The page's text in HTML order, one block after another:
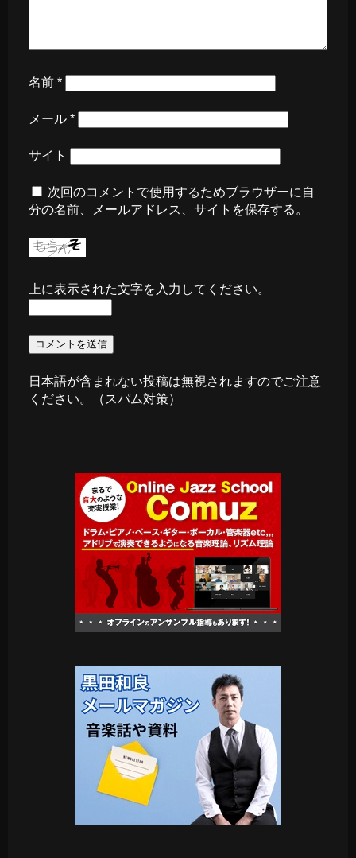
名前 *
メール *
サイト
次回のコメントで使用するためブラウザーに自
分の名前、メールアドレス、サイトを保存する。
上に表示された文字を入力してください。
日本語が含まれない投稿は無視されますのでご注意
ください。（スパム対策）